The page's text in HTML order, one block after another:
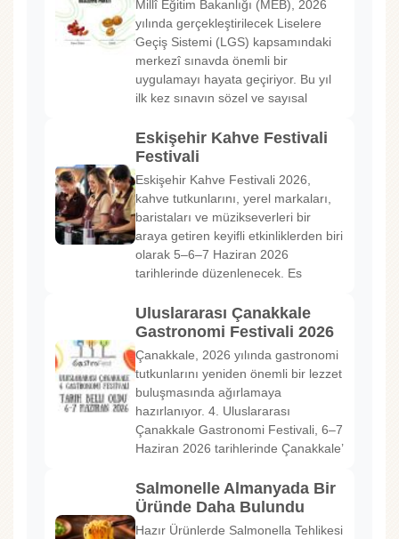
Millî Eğitim Bakanlığı (MEB), 2026
yılında gerçekleştirilecek Liselere
Geçiş Sistemi (LGS) kapsamındaki
merkezî sınavda önemli bir
uygulamayı hayata geçiriyor. Bu yıl
ilk kez sınavın sözel ve sayısal
Eskişehir Kahve Festivali
Festivali
Eskişehir Kahve Festivali 2026,
kahve tutkunlarını, yerel markaları,
baristaları ve müzikseverleri bir
araya getiren keyifli etkinliklerden biri
olarak 5–6–7 Haziran 2026
tarihlerinde düzenlenecek. Es
Uluslararası Çanakkale
Gastronomi Festivali 2026
Çanakkale, 2026 yılında gastronomi
tutkunlarını yeniden önemli bir lezzet
buluşmasında ağırlamaya
hazırlanıyor. 4. Uluslararası
Çanakkale Gastronomi Festivali, 6–7
Haziran 2026 tarihlerinde Çanakkale’
Salmonelle Almanyada Bir
Üründe Daha Bulundu
Hazır Ürünlerde Salmonella Tehlikesi